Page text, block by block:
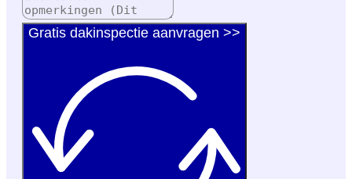
Gratis dakinspectie aanvragen >>